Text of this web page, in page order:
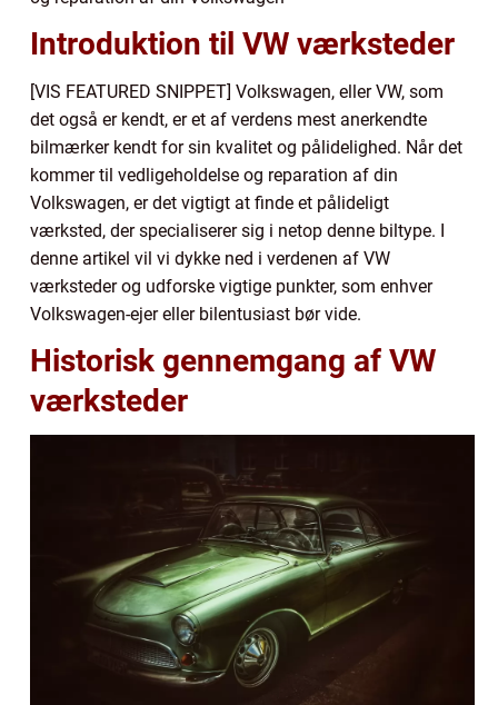
Introduktion til VW værksteder
[VIS FEATURED SNIPPET] Volkswagen, eller VW, som
det også er kendt, er et af verdens mest anerkendte
bilmærker kendt for sin kvalitet og pålidelighed. Når det
kommer til vedligeholdelse og reparation af din
Volkswagen, er det vigtigt at finde et pålideligt
værksted, der specialiserer sig i netop denne biltype. I
denne artikel vil vi dykke ned i verdenen af VW
værksteder og udforske vigtige punkter, som enhver
Volkswagen-ejer eller bilentusiast bør vide.
Historisk gennemgang af VW
værksteder